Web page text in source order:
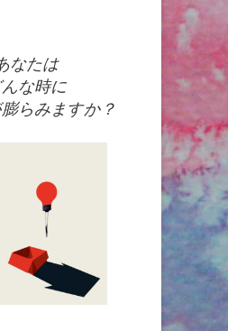
なたは
んな時に
らみますか？